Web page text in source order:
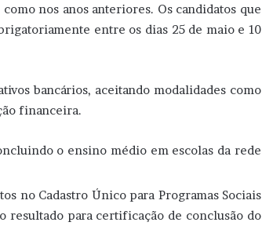
nos anos anteriores. Os candidatos que
entre os dias 25 de maio e 10
bancários, aceitando modalidades como
financeira.
o ensino médio em escolas da rede
no Cadastro Único para Programas Sociais
resultado para certificação de conclusão do